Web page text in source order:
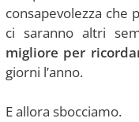
consapevolezza che
ci saranno altri
migliore per
giorni l’anno.
E allora sbocciamo.